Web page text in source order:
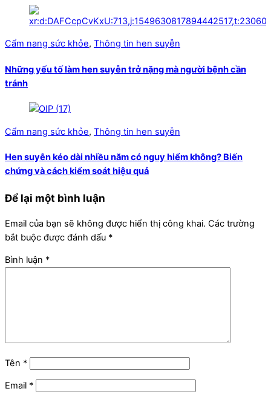
Cẩm nang sức khỏe, Thông tin hen suyễn
Những yếu tố làm hen suyễn trở nặng mà người bệnh cần
tránh
Cẩm nang sức khỏe, Thông tin hen suyễn
Hen suyễn kéo dài nhiều năm có nguy hiểm không? Biến
chứng và cách kiểm soát hiệu quả
Để lại một bình luận
Email của bạn sẽ không được hiển thị công khai. Các trường
bắt buộc được đánh dấu *
Bình luận *
Tên *
Email *